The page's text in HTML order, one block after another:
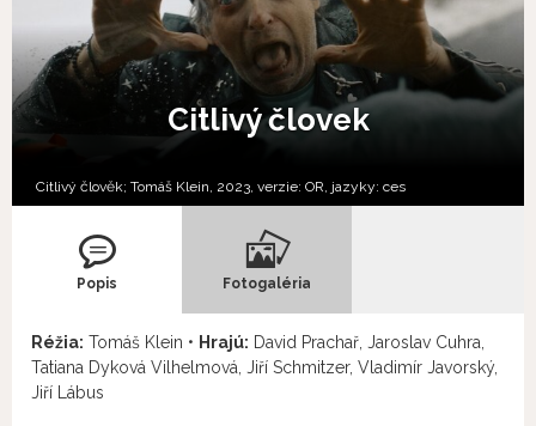
Citlivý človek
Citlivý člověk; Tomáš Klein, 2023, verzie: OR, jazyky: ces
Popis Fotogaléria
Réžia: Tomáš Klein • Hrajú: David Prachař, Jaroslav Cuhra,
Tatiana Dyková Vilhelmová, Jiří Schmitzer, Vladimír Javorský,
Jiří Lábus